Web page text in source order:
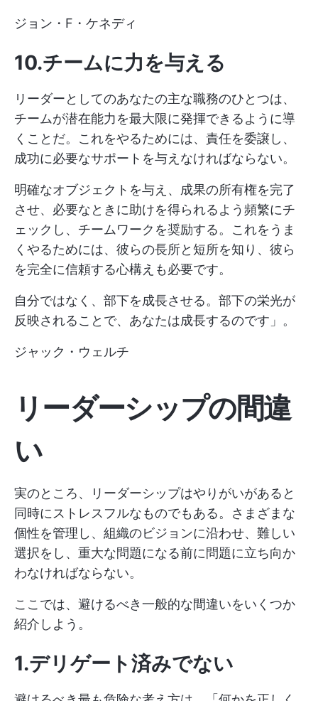
ジョン・F・ケネディ
10.チームに力を与える
リーダーとしてのあなたの主な職務のひとつは、
チームが潜在能力を最大限に発揮できるように導
くことだ。これをやるためには、責任を委譲し、
成功に必要なサポートを与えなければならない。
明確なオブジェクトを与え、成果の所有権を完了
させ、必要なときに助けを得られるよう頻繁にチ
ェックし、チームワークを奨励する。これをうま
くやるためには、彼らの長所と短所を知り、彼ら
を完全に信頼する心構えも必要です。
自分ではなく、部下を成長させる。部下の栄光が
反映されることで、あなたは成長するのです」。
ジャック・ウェルチ
リーダーシップの間違
い
実のところ、リーダーシップはやりがいがあると
同時にストレスフルなものでもある。さまざまな
個性を管理し、組織のビジョンに沿わせ、難しい
選択をし、重大な問題になる前に問題に立ち向か
わなければならない。
ここでは、避けるべき一般的な間違いをいくつか
紹介しよう。
1.デリゲート済みでない